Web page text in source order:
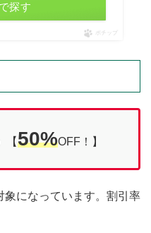
探す
ポチップ
【50%OFF！】
になっています。割引率